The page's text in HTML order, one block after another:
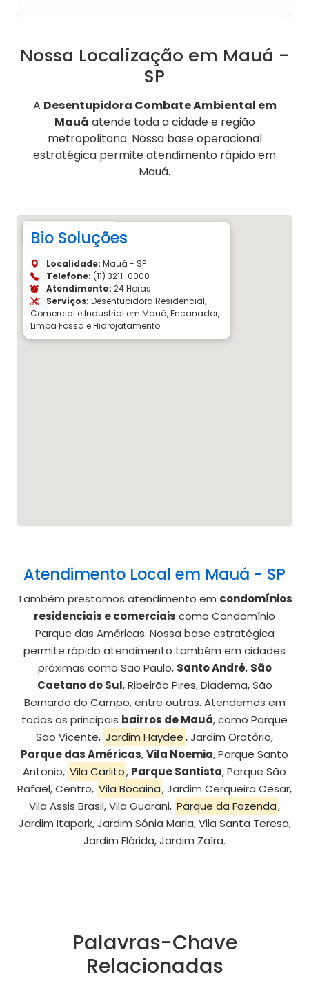
Nossa Localização em Mauá -
SP
A Desentupidora Combate Ambiental em
Mauá atende toda a cidade e região
metropolitana. Nossa base operacional
estratégica permite atendimento rápido em
Mauá.
Bio Soluções
Localidade: Mauá - SP
Telefone: (11) 3211-0000
Atendimento: 24 Horas
Serviços: Desentupidora Residencial,
Comercial e Industrial em Mauá, Encanador,
Limpa Fossa e Hidrojatamento.
Atendimento Local em Mauá - SP
Também prestamos atendimento em condomínios
residenciais e comerciais como Condomínio
Parque das Américas. Nossa base estratégica
permite rápido atendimento também em cidades
próximas como São Paulo, Santo André, São
Caetano do Sul, Ribeirão Pires, Diadema, São
Bernardo do Campo, entre outras. Atendemos em
todos os principais bairros de Mauá, como Parque
São Vicente, Jardim Haydee, Jardim Oratório,
Parque das Américas,Vila Noemia, Parque Santo
Antonio, Vila Carlito, Parque Santista, Parque São
Rafael, Centro, Vila Bocaina, Jardim Cerqueira Cesar,
Vila Assis Brasil, Vila Guarani, Parque da Fazenda,
Jardim Itapark, Jardim Sônia Maria, Vila Santa Teresa,
Jardim Flórida, Jardim Zaíra.
Palavras-Chave
Relacionadas